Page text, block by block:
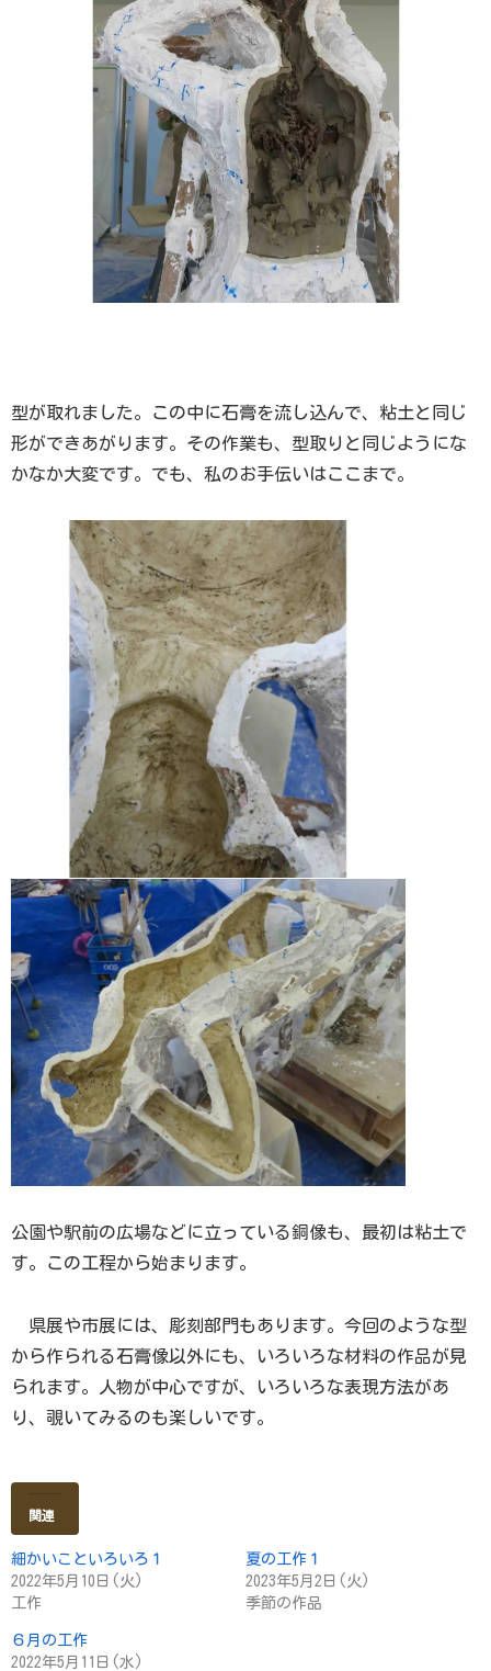
型が取れました。この中に石膏を流し込んで、粘土と同じ
形ができあがります。その作業も、型取りと同じようにな
かなか大変です。でも、私のお手伝いはここまで。
公園や駅前の広場などに立っている銅像も、最初は粘土で
す。この工程から始まります。
県展や市展には、彫刻部門もあります。今回のような型
から作られる石膏像以外にも、いろいろな材料の作品が見
られます。人物が中心ですが、いろいろな表現方法があ
り、覗いてみるのも楽しいです。
関連
細かいこといろいろ１
2022年5月10日(火)
工作
夏の工作１
2023年5月2日(火)
季節の作品
６月の工作
2022年5月11日(水)